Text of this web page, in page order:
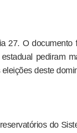
27. O documento
pediram
deste
do